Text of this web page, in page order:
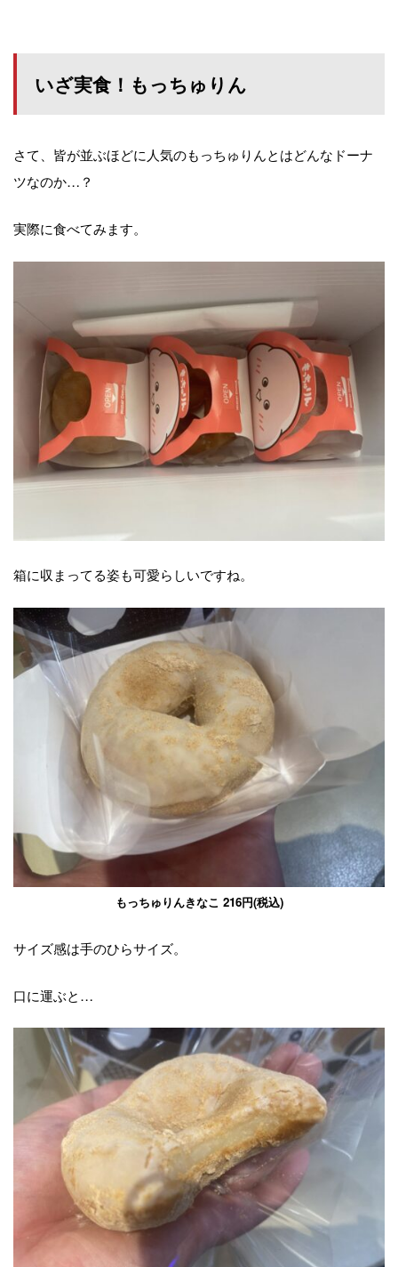
いざ実食！もっちゅりん
さて、皆が並ぶほどに人気のもっちゅりんとはどんなドーナ
ツなのか…？
実際に食べてみます。
箱に収まってる姿も可愛らしいですね。
もっちゅりんきなこ 216円(税込)
サイズ感は手のひらサイズ。
口に運ぶと…